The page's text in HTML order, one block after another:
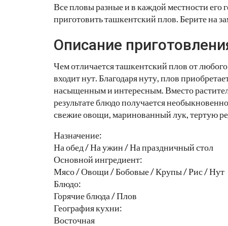
Все пловы разные и в каждой местности его
приготовить ташкентский плов. Берите на
Описание
Чем отличается ташкентский плов от
входит нут. Благодаря нуту, плов
насыщенным и интересным. Вместо
результате блюдо получается
свежие овощи, маринованный лук, тертую
Назначение:
На обед / На ужин / На праздничный стол
Основной ингредиент:
Мясо / Овощи / Бобовые / Крупы / Рис / Нут
Блюдо:
Горячие блюда / Плов
География кухни:
Восточная